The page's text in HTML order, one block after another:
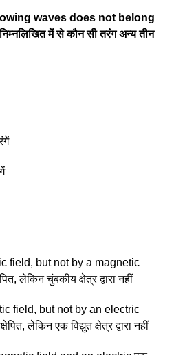
waves does not belong
में से कौन सी तरंग अन्य तीन
field, but not by a magnetic
लेकिन चुंबकीय क्षेत्र द्वारा नहीं
field, but not by an electric
लेकिन एक विद्युत क्षेत्र द्वारा नहीं